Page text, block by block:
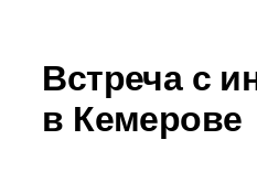
Встреча с
в Кемерове